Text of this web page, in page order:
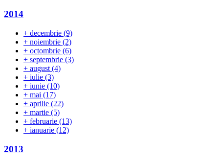
2014
+ decembrie (9)
+ noiembrie (2)
+ octombrie (6)
+ septembrie (3)
+ august (4)
+ iulie (3)
+ iunie (10)
+ mai (17)
+ aprilie (22)
+ martie (5)
+ februarie (13)
+ ianuarie (12)
2013